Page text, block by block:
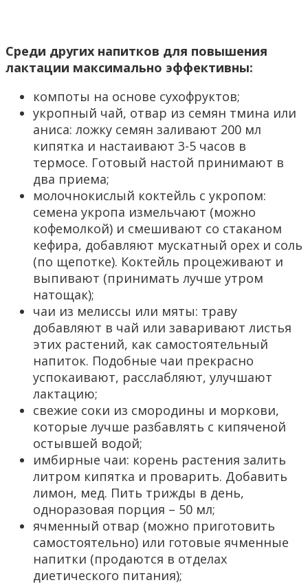
Среди других напитков для повышения
лактации максимально эффективны:
компоты на основе сухофруктов;
укропный чай, отвар из семян тмина или
аниса: ложку семян заливают 200 мл
кипятка и настаивают 3-5 часов в
термосе. Готовый настой принимают в
два приема;
молочнокислый коктейль с укропом:
семена укропа измельчают (можно
кофемолкой) и смешивают со стаканом
кефира, добавляют мускатный орех и соль
(по щепотке). Коктейль процеживают и
выпивают (принимать лучше утром
натощак);
чаи из мелиссы или мяты: траву
добавляют в чай или заваривают листья
этих растений, как самостоятельный
напиток. Подобные чаи прекрасно
успокаивают, расслабляют, улучшают
лактацию;
свежие соки из смородины и моркови,
которые лучше разбавлять с кипяченой
остывшей водой;
имбирные чаи: корень растения залить
литром кипятка и проварить. Добавить
лимон, мед. Пить трижды в день,
одноразовая порция – 50 мл;
ячменный отвар (можно приготовить
самостоятельно) или готовые ячменные
напитки (продаются в отделах
диетического питания);